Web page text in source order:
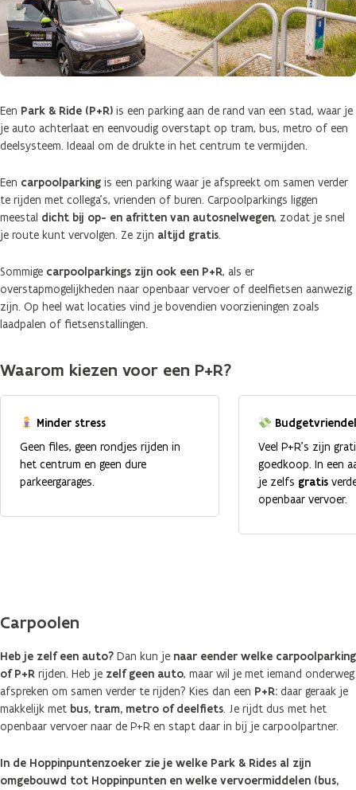
Een Park & Ride (P+R) is een parking aan de rand van een stad, waar je
je auto achterlaat en eenvoudig overstapt op tram, bus, metro of een
deelsysteem. Ideaal om de drukte in het centrum te vermijden.
Een carpoolparking is een parking waar je afspreekt om samen verder
te rijden met collega’s, vrienden of buren. Carpoolparkings liggen
meestal dicht bij op- en afritten van autosnelwegen, zodat je snel
je route kunt vervolgen. Ze zijn altijd gratis.
Sommige carpoolparkings zijn ook een P+R, als er
overstapmogelijkheden naar openbaar vervoer of deelfietsen aanwezig
zijn. Op heel wat locaties vind je bovendien voorzieningen zoals
laadpalen of fietsenstallingen.
Waarom kiezen voor een P+R?
Minder stress
Geen files, geen rondjes rijden in
het centrum en geen dure
parkeergarages.
Veel P+R’s zijn
goedkoop. In een
je zelfs gratis
openbaar vervoer.
Carpoolen
Heb je zelf een auto? Dan kun je naar eender welke carpoolparking
of P+R rijden. Heb je zelf geen auto, maar wil je met iemand onderweg
afspreken om samen verder te rijden? Kies dan een P+R: daar geraak je
makkelijk met bus, tram, metro of deelfiets. Je rijdt dus met het
openbaar vervoer naar de P+R en stapt daar in bij je carpoolpartner.
In de Hoppinpuntenzoeker zie je welke Park & Rides al zijn
omgebouwd tot Hoppinpunten en welke vervoermiddelen (bus,